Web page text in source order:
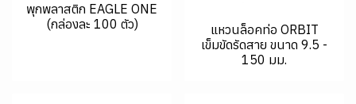
พุกพลาสติก EAGLE ONE
(กล่องละ 100 ตัว)
แหวนล็อคท่อ ORBIT
เข็มขัดรัดสาย ขนาด 9.5 -
150 มม.